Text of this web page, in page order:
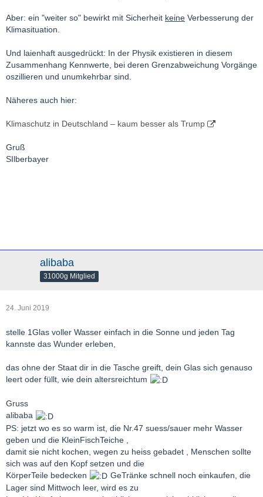
Aber: ein "weiter so" bewirkt mit Sicherheit keine Verbesserung der
Klimasituation.
Und laienhaft ausgedrückt: In der Physik existieren in diesem
Zusammenhang Kennwerte, bei deren Grenzabweichung Vorgänge
oszillieren und unumkehrbar sind.
Näheres auch hier:
Klimaschutz in Deutschland – kaum besser als Trump
Gruß
SIlberbayer
alibaba
31000g Mitglied
24. Juni 2019
stelle 1Glas voller Wasser einfach in die Sonne und jeden Tag
kannste das Wunder erleben,
das ohne der Staat dir in die Tasche greift, dein Glas sich genauso
leert oder füllt, wie dein altersreichtum
Gruss
alibaba
PS: jetzt wo es so warm ist, die Nr.47 suess/sauer mehr Wasser
geben und die KleinFischTeiche ,
damit sie nicht kochen, wegen zu heiss gebadet , Menschen sollte
sich was auf den Kopf setzen und die
KörperTeile bedecken
GeTränke schnell noch einkaufen, die
Lager sind Mittwoch leer, wird es zu